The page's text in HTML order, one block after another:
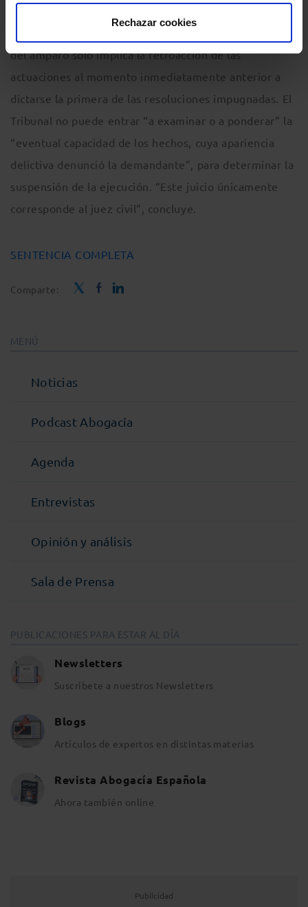
Rechazar cookies
del amparo solo implica la retroacción de las
actuaciones al momento inmediatamente anterior a
dictarse la primera de las resoluciones impugnadas. El
Tribunal no puede entrar “a examinar o a ponderar” la
“eventual capacidad de los hechos, cuya apariencia
delictiva denunció la demandante”, para determinar la
suspensión de la ejecución. “Este juicio únicamente
corresponde al juez civil”, concluye.
SENTENCIA COMPLETA
Comparte:
MENÚ
Noticias
Podcast Abogacía
Agenda
Entrevistas
Opinión y análisis
Sala de Prensa
PUBLICACIONES PARA ESTAR AL DÍA
Newsletters
Suscríbete a nuestros Newsletters
Blogs
Artículos de expertos en distintas materias
Revista Abogacía Española
Ahora también online
Publicidad